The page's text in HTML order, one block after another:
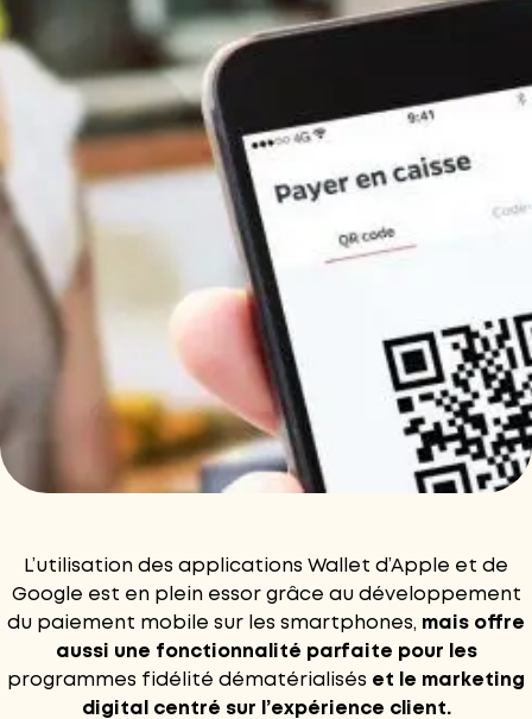
L’utilisation des applications Wallet d’Apple et de
Google est en plein essor grâce au développement
du paiement mobile sur les smartphones, mais offre
aussi une fonctionnalité parfaite pour les
programmes fidélité dématérialisés et le marketing
digital centré sur l’expérience client.